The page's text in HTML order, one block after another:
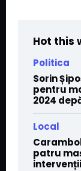
Hot this
Politica
Sorin
pentru
2024
Local
patru
intervenții